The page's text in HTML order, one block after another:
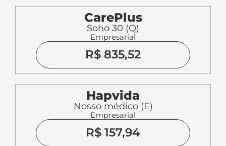
CarePlus
Soho 30 (Q)
Empresarial
R$ 835,52
Hapvida
Nosso médico (E)
Empresarial
R$ 157,94